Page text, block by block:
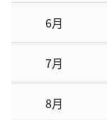
6月
7月
8月